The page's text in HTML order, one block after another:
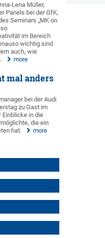
Lena Müller,
Panels bei der GfK,
Seminars „MK on
im Bereich
wichtig sind
auch, wie
more
mal anders
bei der Audi
zu Gast im
Einblicke in die
die ein
hat.
more